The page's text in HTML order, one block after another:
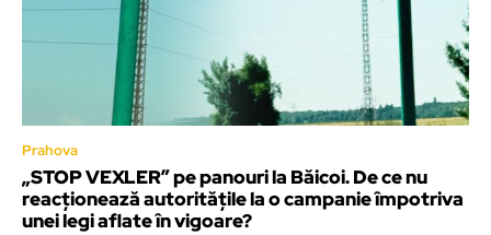
Prahova
„STOP VEXLER” pe panouri la Băicoi. De ce nu
reacționează autoritățile la o campanie împotriva
unei legi aflate în vigoare?